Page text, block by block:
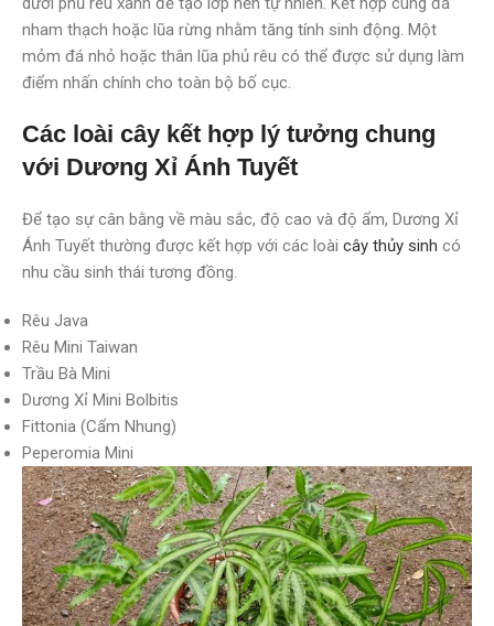
nham thạch hoặc lũa rừng nhằm tăng tính sinh động. Một
mỏm đá nhỏ hoặc thân lũa phủ rêu có thể được sử dụng làm
điểm nhấn chính cho toàn bộ bố cục.
Các loài cây kết hợp lý tưởng chung
với Dương Xỉ Ánh Tuyết
Để tạo sự cân bằng về màu sắc, độ cao và độ ẩm, Dương Xỉ
Ánh Tuyết thường được kết hợp với các loài cây thủy sinh có
nhu cầu sinh thái tương đồng.
Rêu Java
Rêu Mini Taiwan
Trầu Bà Mini
Dương Xỉ Mini Bolbitis
Fittonia (Cẩm Nhung)
Peperomia Mini